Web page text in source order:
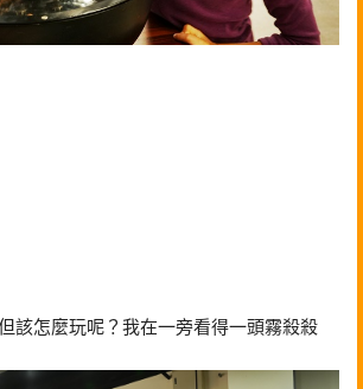
該怎麼玩呢？我在一旁看得一頭霧殺殺